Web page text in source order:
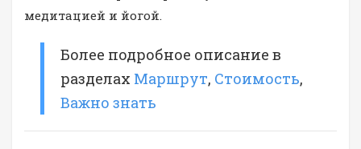
медитацией и йогой.
Более подробное описание в
разделах Маршрут, Стоимость,
Важно знать